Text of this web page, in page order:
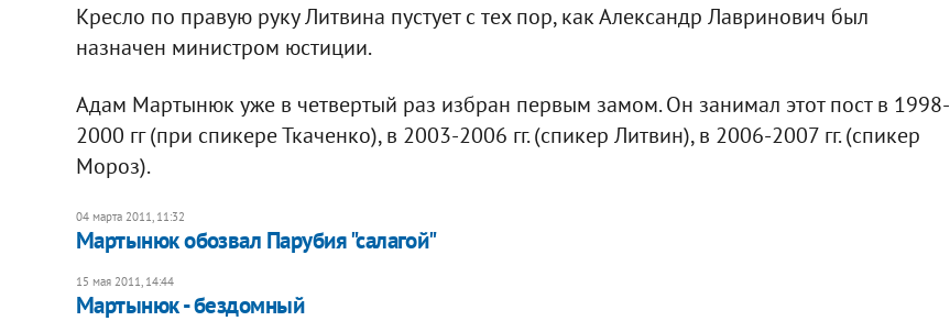
Кресло по правую руку Литвина пустует с тех пор, как Александр Лавринович был
назначен министром юстиции.
Адам Мартынюк уже в четвертый раз избран первым замом. Он занимал этот пост в 1998-
2000 гг (при спикере Ткаченко), в 2003-2006 гг. (спикер Литвин), в 2006-2007 гг. (спикер
Мороз).
04 марта 2011, 11:32
Мартынюк обозвал Парубия "салагой"
15 мая 2011, 14:44
Мартынюк - бездомный